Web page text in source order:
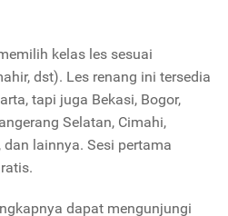
kelas les sesuai
dst). Les renang ini tersedia
tapi juga Bekasi, Bogor,
Selatan, Cimahi,
dan lainnya. Sesi pertama
dapat mengunjungi